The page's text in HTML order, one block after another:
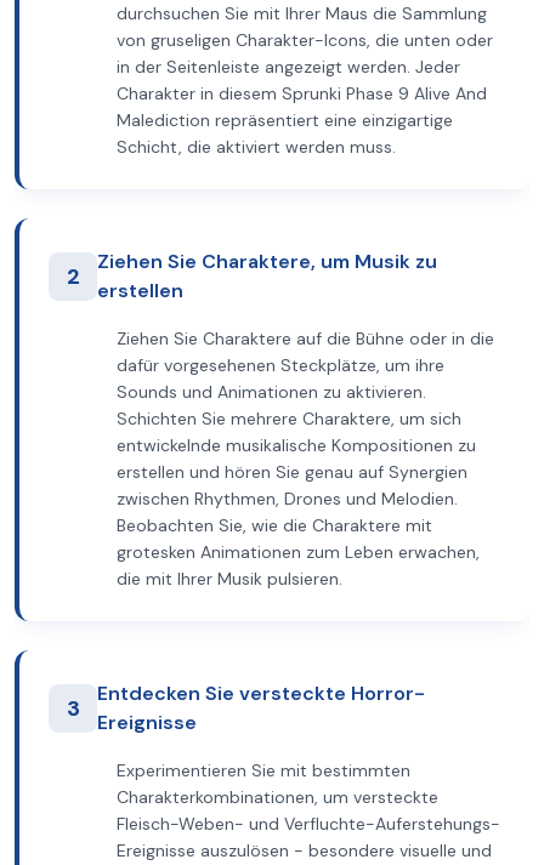
durchsuchen Sie mit Ihrer Maus die Sammlung
von gruseligen Charakter-Icons, die unten oder
in der Seitenleiste angezeigt werden. Jeder
Charakter in diesem Sprunki Phase 9 Alive And
Malediction repräsentiert eine einzigartige
Schicht, die aktiviert werden muss.
2
Ziehen Sie Charaktere, um Musik zu
erstellen
Ziehen Sie Charaktere auf die Bühne oder in die
dafür vorgesehenen Steckplätze, um ihre
Sounds und Animationen zu aktivieren.
Schichten Sie mehrere Charaktere, um sich
entwickelnde musikalische Kompositionen zu
erstellen und hören Sie genau auf Synergien
zwischen Rhythmen, Drones und Melodien.
Beobachten Sie, wie die Charaktere mit
grotesken Animationen zum Leben erwachen,
die mit Ihrer Musik pulsieren.
3
Entdecken Sie versteckte Horror-
Ereignisse
Experimentieren Sie mit bestimmten
Charakterkombinationen, um versteckte
Fleisch-Weben- und Verfluchte-Auferstehungs-
Ereignisse auszulösen - besondere visuelle und